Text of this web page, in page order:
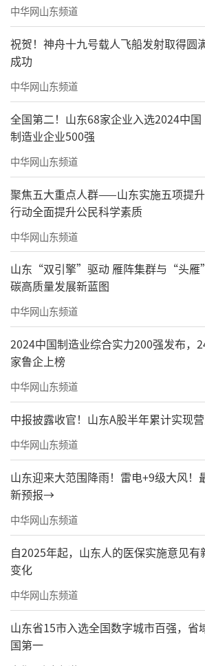
中华网山东频道
祝贺！神舟十九号载人飞船发射取得圆
成功
中华网山东频道
全国第二！山东68家企业入选2024中国
制造业企业500强
中华网山东频道
聚焦五大重点人群——山东实施五项提升
行动全面提升公民科学素质
中华网山东频道
山东“双引擎”驱动 雁阵集群与“头雁
碳高质量发展新蓝图
中华网山东频道
2024中国制造业综合实力200强发布，
家鲁企上榜
中华网山东频道
中报披露收官！山东A股半年累计实现
中华网山东频道
山东迎来大范围降雨！雷电+9级大风！
新预报→
中华网山东频道
自2025年起，山东人的医保实施意见有
变化
中华网山东频道
山东省15市入选全国数字城市百强，省
国第一